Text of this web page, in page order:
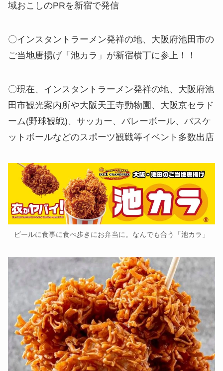
域おこしのPRを新宿で発信
〇インスタントラーメン発祥の地、大阪府池田市の
ご当地唐揚げ「池カラ」が新宿横丁に参上！！
〇現在、インスタントラーメン発祥の地、大阪府池
田市観光案内所や大阪天王寺動物園、大阪京セラド
ーム(野球観戦)、サッカー、バレーボール、バスケ
ットボールなどのスポーツ観戦等イベント多数出店
ビールに食事に食べ歩きにお弁当に。なんでも合う「池カラ」